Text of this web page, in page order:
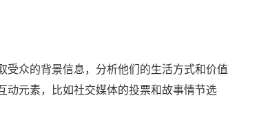
众的背景信息，分析他们的生活方式和价值
动元素，比如社交媒体的投票和故事情节选